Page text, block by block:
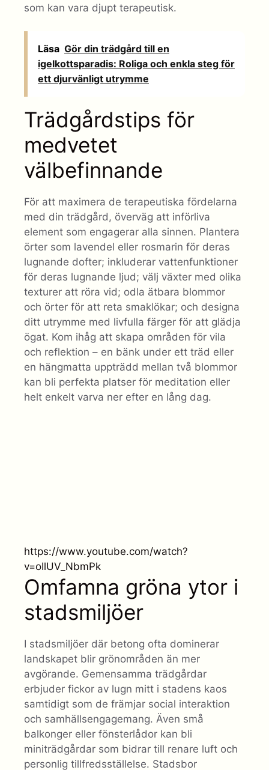
som kan vara djupt terapeutisk.
Läsa Gör din trädgård till en
igelkottsparadis: Roliga och enkla steg för
ett djurvänligt utrymme
Trädgårdstips för
medvetet
välbefinnande
För att maximera de terapeutiska fördelarna
med din trädgård, överväg att införliva
element som engagerar alla sinnen. Plantera
örter som lavendel eller rosmarin för deras
lugnande dofter; inkluderar vattenfunktioner
för deras lugnande ljud; välj växter med olika
texturer att röra vid; odla ätbara blommor
och örter för att reta smaklökar; och designa
ditt utrymme med livfulla färger för att glädja
ögat. Kom ihåg att skapa områden för vila
och reflektion – en bänk under ett träd eller
en hängmatta uppträdd mellan två blommor
kan bli perfekta platser för meditation eller
helt enkelt varva ner efter en lång dag.
https://www.youtube.com/watch?
v=oIlUV_NbmPk
Omfamna gröna ytor i
stadsmiljöer
I stadsmiljöer där betong ofta dominerar
landskapet blir grönområden än mer
avgörande. Gemensamma trädgårdar
erbjuder fickor av lugn mitt i stadens kaos
samtidigt som de främjar social interaktion
och samhällsengagemang. Även små
balkonger eller fönsterlådor kan bli
miniträdgårdar som bidrar till renare luft och
personlig tillfredsställelse. Stadsbor